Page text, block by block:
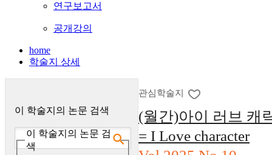
연구보고서
공개강의
home
학술지 상세
이 학술지의 논문 검색
이 학술지의 논문 검
색
관심학술지
(월간)아이 러브 캐
= I Love character